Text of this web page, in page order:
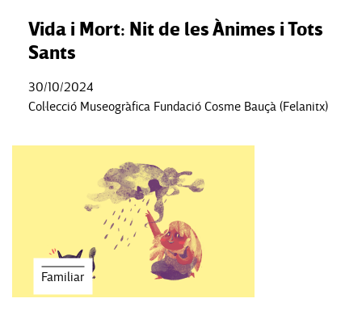
Vida i Mort: Nit de les Ànimes i Tots
Sants
30/10/2024
Col·lecció Museogràfica Fundació Cosme Bauçà (Felanitx)
Familiar